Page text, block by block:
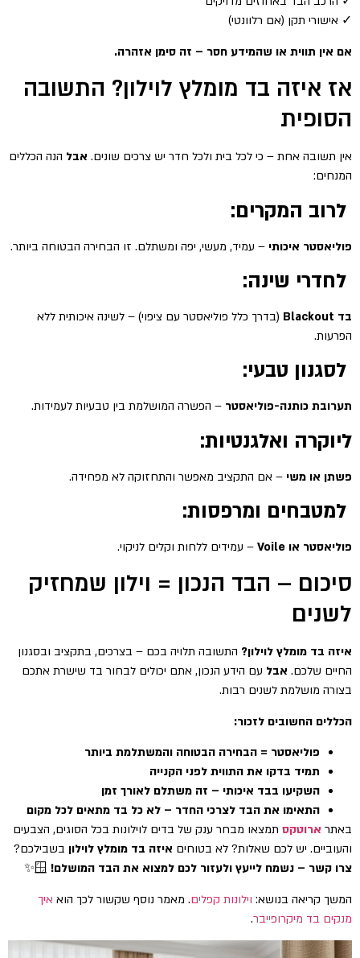
✓ אישורי תקן (אם רלוונטי)
אם אין תווית או שהמידע חסר – זה סימן אזהרה.
אז איזה בד מומלץ לוילון? התשובה
הסופית
אין תשובה אחת – כי לכל בית ולכל חדר יש צרכים שונים. אבל הנה הכללים
המנחים:
לרוב המקרים:
פוליאסטר איכותי – עמיד, מעשי, יפה ומשתלם. זו הבחירה הבטוחה ביותר.
לחדרי שינה:
בד Blackout
(בדרך כלל פוליאסטר עם ציפוי) – לשינה איכותית ללא
הפרעות.
לסגנון טבעי:
תערובת כותנה-פוליאסטר – הפשרה המושלמת בין טבעיות לעמידות.
ליוקרה ואלגנטיות:
פשתן או משי – אם התקציב מאפשר והתחזוקה לא מפחידה.
למטבחים ומרפסות:
פוליאסטר או Voile – עמידים ללחות וקלים לניקוי.
סיכום – הבד הנכון = וילון שמחזיק
לשנים
איזה בד מומלץ לוילון? התשובה תלויה בכם – בצרכים, בתקציב ובסגנון
החיים שלכם. אבל עם הידע הנכון, אתם יכולים לבחור בד שישרת אתכם
בצורה מושלמת לשנים רבות.
הכללים החשובים לזכור:
פוליאסטר = הבחירה הבטוחה והמשתלמת ביותר
תמיד בדקו את התווית לפני הקנייה
השקיעו בבד איכותי – זה משתלם לאורך זמן
התאימו את הבד לצרכי החדר – לא כל בד מתאים לכל מקום
באתר ארוטקס תמצאו מבחר ענק של בדים לוילונות בכל הסוגים, הצבעים
והעוביים. יש לכם שאלות? לא בטוחים איזה בד מומלץ לוילון בשבילכם?
צרו קשר – נשמח לייעץ ולעזור לכם למצוא את הבד המושלם!
המשך קריאה בנושא: וילונות קפלים. מאמר נוסף שקשור לכך הוא איך
מנקים בד מיקרופייבר.